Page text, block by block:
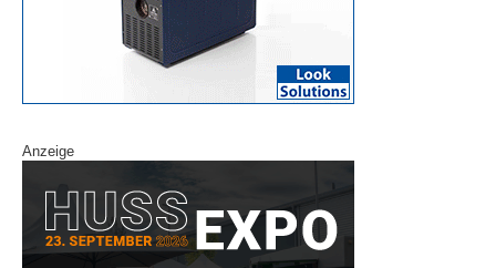
Anzeige